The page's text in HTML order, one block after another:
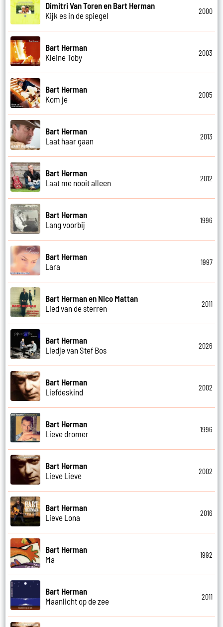
Dimitri Van Toren en Bart Herman
Kijk es in de spiegel
2000
Bart Herman
Kleine Toby
2003
Bart Herman
Kom je
2005
Bart Herman
Laat haar gaan
2013
Bart Herman
Laat me nooit alleen
2012
Bart Herman
Lang voorbij
1996
Bart Herman
Lara
1997
Bart Herman en Nico Mattan
Lied van de sterren
2011
Bart Herman
Liedje van Stef Bos
2026
Bart Herman
Liefdeskind
2002
Bart Herman
Lieve dromer
1996
Bart Herman
Lieve Lieve
2002
Bart Herman
Lieve Lona
2016
Bart Herman
Ma
1992
Bart Herman
Maanlicht op de zee
2011